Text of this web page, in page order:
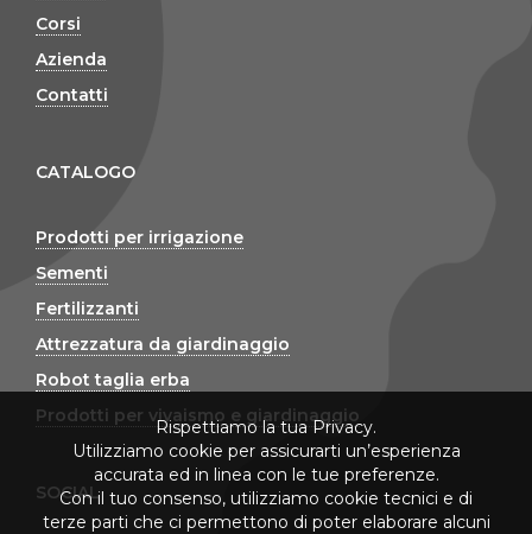
Corsi
Azienda
Contatti
CATALOGO
Prodotti per irrigazione
Sementi
Fertilizzanti
Attrezzatura da giardinaggio
Robot taglia erba
Prodotti per vivaismo e giardinaggio
SOCIAL
Rispettiamo la tua Privacy.
Utilizziamo cookie per assicurarti un’esperienza
accurata ed in linea con le tue preferenze.
Con il tuo consenso, utilizziamo cookie tecnici e di
terze parti che ci permettono di poter elaborare alcuni